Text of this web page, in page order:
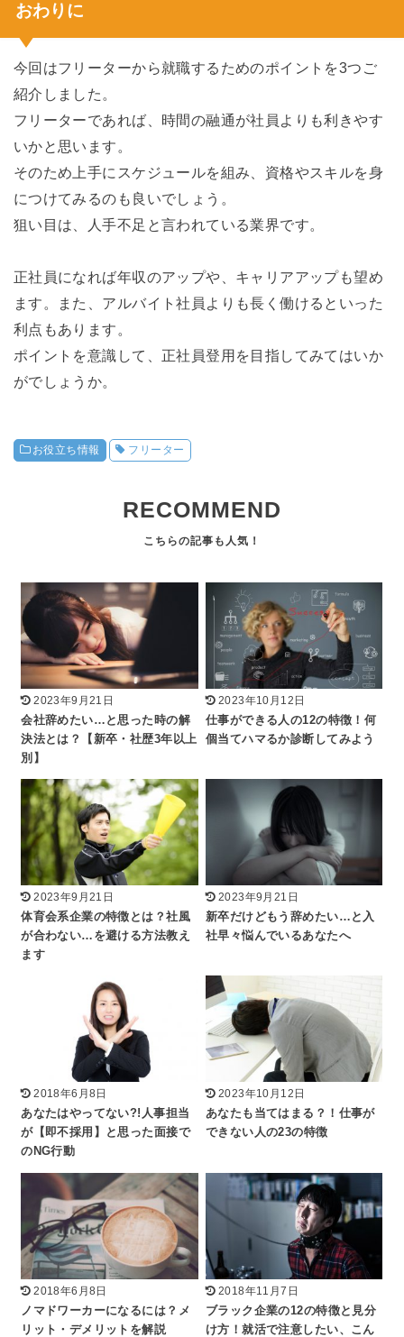
おわりに
今回はフリーターから就職するためのポイントを3つご
紹介しました。
フリーターであれば、時間の融通が社員よりも利きやす
いかと思います。
そのため上手にスケジュールを組み、資格やスキルを身
につけてみるのも良いでしょう。
狙い目は、人手不足と言われている業界です。
正社員になれば年収のアップや、キャリアアップも望め
ます。また、アルバイト社員よりも長く働けるといった
利点もあります。
ポイントを意識して、正社員登用を目指してみてはいか
がでしょうか。
お役立ち情報 フリーター
RECOMMEND
2023年9月21日
会社辞めたい…と思った時の解
決法とは？【新卒・社歴3年以上
別】
2023年10月12日
仕事ができる人の12の特徴！何
個当てハマるか診断してみよう
2023年9月21日
体育会系企業の特徴とは？社風
が合わない…を避ける方法教え
ます
2023年9月21日
新卒だけどもう辞めたい…と入
社早々悩んでいるあなたへ
2018年6月8日
あなたはやってない?!人事担当
が【即不採用】と思った面接で
のNG行動
2023年10月12日
あなたも当てはまる？！仕事が
できない人の23の特徴
2018年6月8日
ノマドワーカーになるには？メ
リット・デメリットを解説
2018年11月7日
ブラック企業の12の特徴と見分
け方！就活で注意したい、こん